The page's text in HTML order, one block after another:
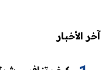
آخر الأخبار